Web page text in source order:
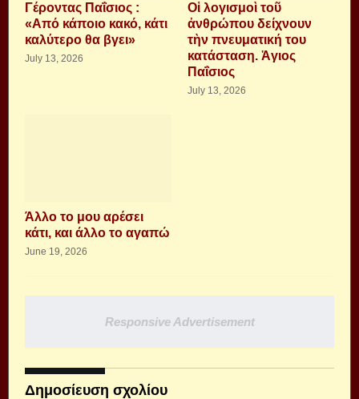
Γέροντας Παΐσιος :
«Από κάποιο κακό, κάτι
καλύτερο θα βγει»
July 13, 2026
Οἱ λογισμοὶ τοῦ
ἀνθρώπου δείχνουν
τὴν πνευματική του
κατάσταση. Ἁγιος
Παΐσιος
July 13, 2026
Άλλο το μου αρέσει
κάτι, και άλλο το αγαπώ
June 19, 2026
Responsive Advertisement
Δημοσίευση σχολίου